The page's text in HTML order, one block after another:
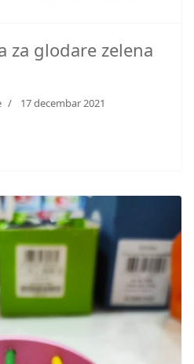
za glodare zelena
17 decembar 2021